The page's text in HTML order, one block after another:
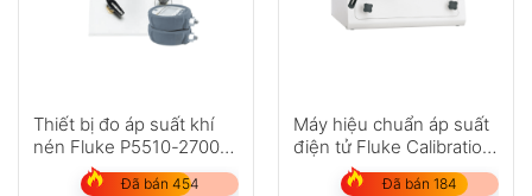
Thiết bị đo áp suất khí
nén Fluke P5510-2700G,
P5513-2700G
Đã bán 454
Máy hiệu chuẩn áp suất
điện tử Fluke Calibration
E-DWT-H
Đã bán 184